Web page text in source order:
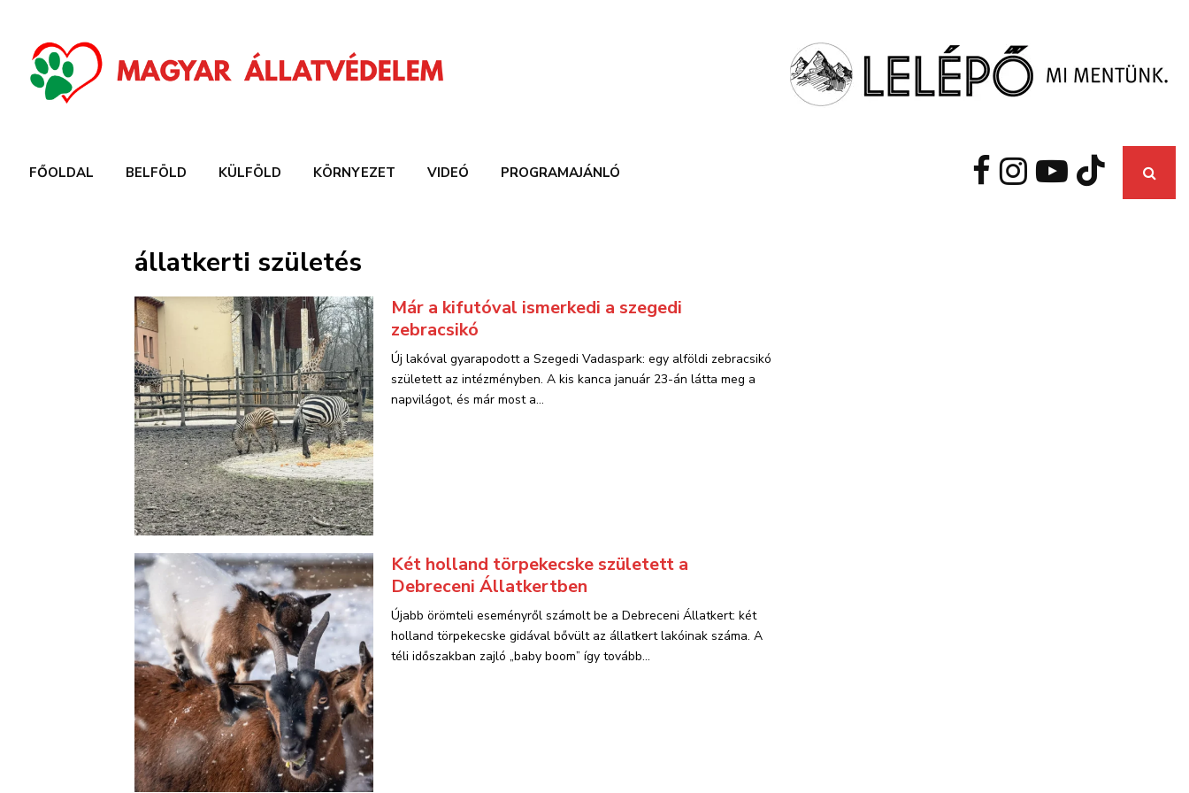
FŐOLDAL BELFÖLD KÜLFÖLD KÖRNYEZET VIDEÓ PROGRAMAJÁNLÓ
állatkerti születés
Már a kifutóval ismerkedi a szegedi
zebracsikó
Új lakóval gyarapodott a Szegedi Vadaspark: egy alföldi zebracsikó
született az intézményben. A kis kanca január 23-án látta meg a
napvilágot, és már most a...
Két holland törpekecske született a
Debreceni Állatkertben
Újabb örömteli eseményről számolt be a Debreceni Állatkert: két
holland törpekecske gidával bővült az állatkert lakóinak száma. A
téli időszakban zajló „baby boom” így tovább...